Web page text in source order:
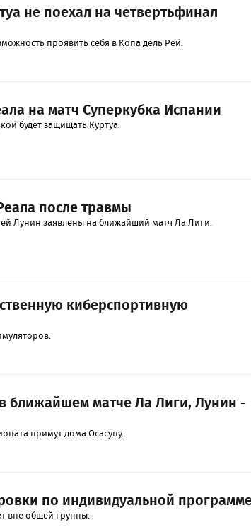
не поехал на четвертьфинал
проявить себя в Копа дель Рей.
на матч Суперкубка Испании
будет защищать Куртуа.
после травмы
Лунин заявлены на ближайший матч Ла Лиги.
киберспортивную
ближайшем матче Ла Лиги, Лунин -
примут дома Осасуну.
по индивидуальной
вне общей группы.